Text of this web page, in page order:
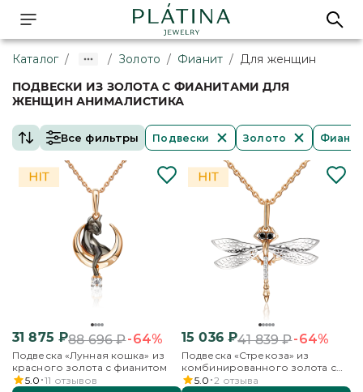
Каталог / / Золото / Фианит / Для женщин
ПОДВЕСКИ ИЗ ЗОЛОТА С ФИАНИТАМИ ДЛЯ
ЖЕНЩИН АНИМАЛИСТИКА
Все фильтры Подвески Золото
31 875 ₽88 696₽-64%
Подвеска «Лунная кошка» из
красного золота с фианитом
5.0 11 отзывов
15 036₽41 839₽-64%
Подвеска «Стрекоза» из
комбинированного золота с
фианитами
5.0 2 отзыва